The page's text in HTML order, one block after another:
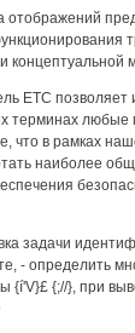
отображений
концептуальной
ETC позволяет
терминах
что в рамках
наиболее
задачи
- определить
{í'V}£ {;//}, при